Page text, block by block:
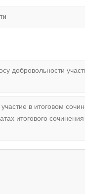
добровольности
в итоговом
итогового